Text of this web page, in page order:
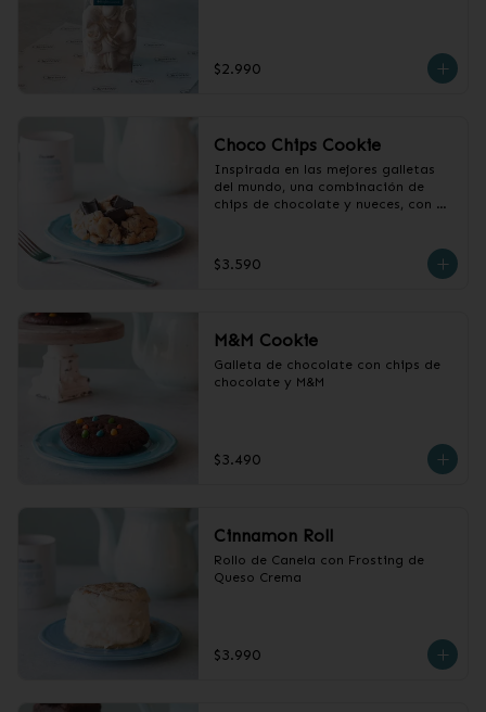
$2.990
Choco Chips Cookie
Inspirada en las mejores galletas
del mundo, una combinación de
chips de chocolate y nueces, con
$3.590
M&M Cookie
Galleta de chocolate con chips de
chocolate y M&M
$3.490
Cinnamon Roll
Rollo de Canela con Frosting de
Queso Crema
$3.990